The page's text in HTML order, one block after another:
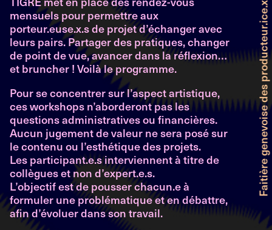
mensuels pour permettre aux
porteur.euse.x.s de projet d’échanger avec
leurs pairs. Partager des pratiques, changer
de point de vue, avancer dans la réflexion…
et bruncher ! Voilà le programme.
Pour se concentrer sur l’aspect artistique,
ces workshops n’aborderont pas les
questions administratives ou financières.
Aucun jugement de valeur ne sera posé sur
le contenu ou l’esthétique des projets.
Les participant.e.s interviennent à titre de
collègues et non d’expert.e.s.
L’objectif est de pousser chacun.e à
formuler une problématique et en débattre,
afin d’évoluer dans son travail.